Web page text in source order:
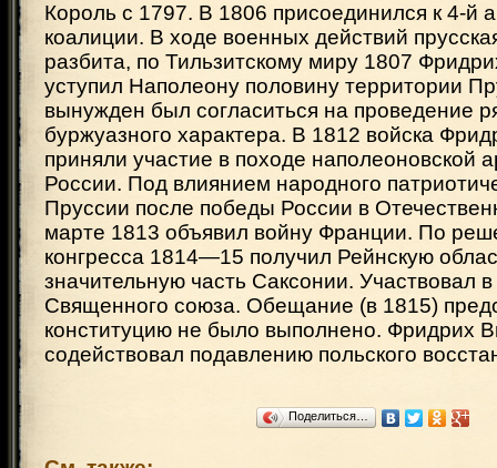
Король с 1797. В 1806 присоединился к 4-й
коалиции. В ходе военных действий
разбита, по Тильзитскому миру 1807
уступил Наполеону половину территории
вынужден был согласиться на проведение
буржуазного характера. В 1812 войска
приняли участие в походе наполеоновской
России. Под влиянием народного
Пруссии после победы России в
марте 1813 объявил войну Франции. По
конгресса 1814—15 получил Рейнскую
значительную часть Саксонии. Участвовал
Священного союза. Обещание (в 1815)
конституцию не было выполнено. Фридрих
содействовал подавлению польского
Поделиться…